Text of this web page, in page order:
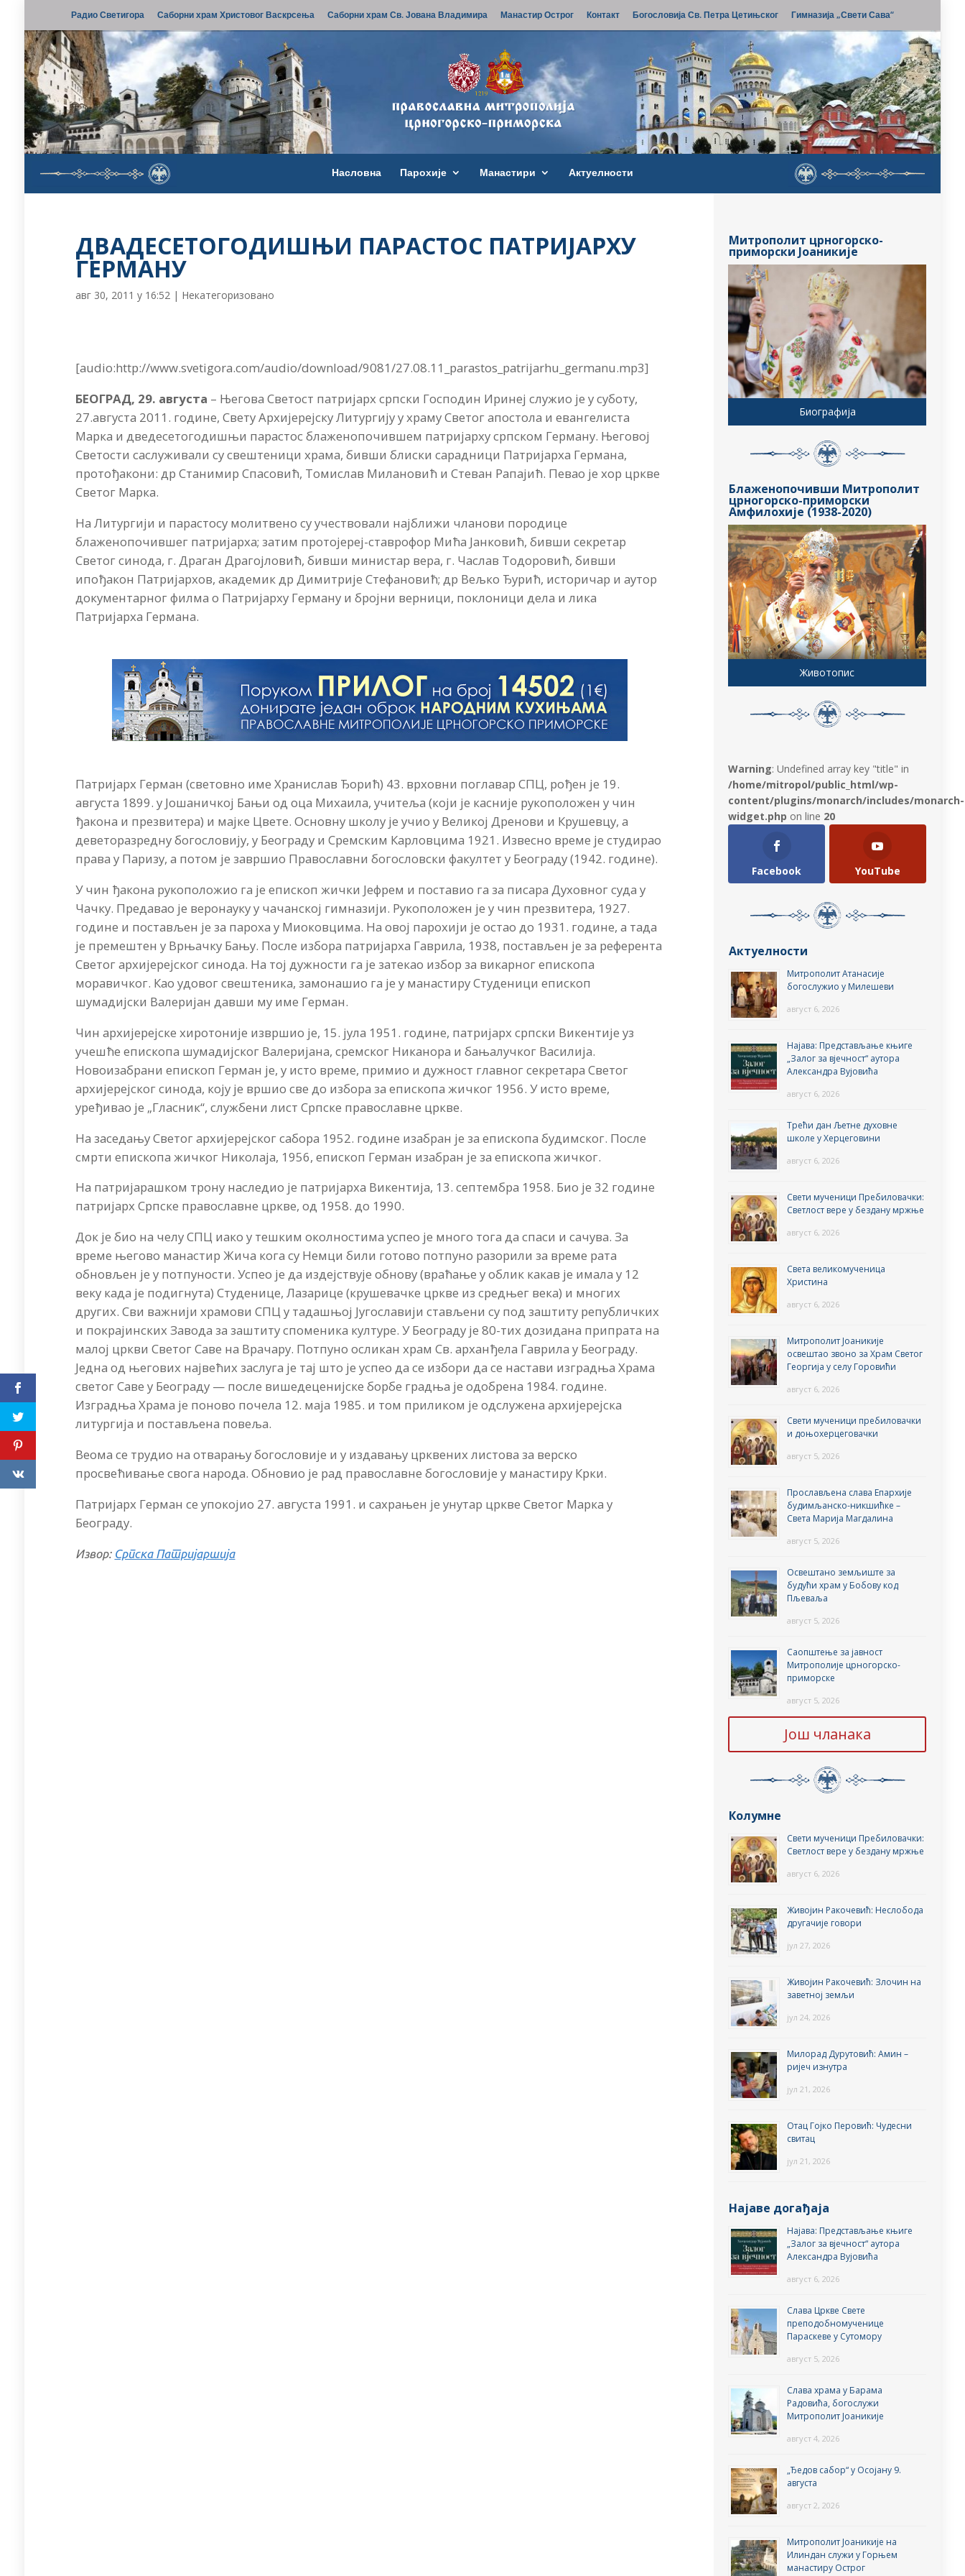
Радио Светигора Саборни храм Христовог Васкрсења Саборни храм Св. Јована Владимира Манастир Острог Контакт Богословија Св. Петра Цетињског Гимназија „Свети Сава“
Насловна Парохије Манастири Актуелности
ДВАДЕСЕТОГОДИШЊИ ПАРАСТОС ПАТРИЈАРХУ
ГЕРМАНУ
авг 30, 2011 у 16:52 | Некатегоризовано
[audio:http://www.svetigora.com/audio/download/9081/27.08.11_parastos_patrijarhu_germanu.mp3]
БЕОГРАД, 29. августа – Његова Светост патријарх српски Господин Иринеј служио је у суботу,
27.августа 2011. године, Свету Архијерејску Литургију у храму Светог апостола и евангелиста
Марка и дведесетогодишњи парастос блаженопочившем патријарху српском Герману. Његовој
Светости саслуживали су свештеници храма, бивши блиски сарадници Патријарха Германа,
протођакони: др Станимир Спасовић, Томислав Милановић и Стеван Рапајић. Певао је хор цркве
Светог Марка.
На Литургији и парастосу молитвено су учествовали најближи чланови породице
блаженопочившег патријарха; затим протојереј-ставрофор Мића Јанковић, бивши секретар
Светог синода, г. Драган Драгојловић, бивши министар вера, г. Часлав Тодоровић, бивши
ипођакон Патријархов, академик др Димитрије Стефановић; др Вељко Ђурић, историчар и аутор
документарног филма о Патриjaрху Герману и бројни верници, поклоници дела и лика
Патријарха Германа.
Патријарх Герман (световно име Хранислав Ђорић) 43. врховни поглавар СПЦ, рођен је 19.
августа 1899. у Јошаничкој Бањи од оца Михаила, учитеља (који је касније рукоположен у чин
ђакона и презвитера) и мајке Цвете. Основну школу је учио у Великој Дренови и Крушевцу, а
деветоразредну богословију, у Београду и Сремским Карловцима 1921. Извесно време је студирао
права у Паризу, а потом је завршио Православни богословски факултет у Београду (1942. године).
У чин ђакона рукоположио га је епископ жички Јефрем и поставио га за писара Духовног суда у
Чачку. Предавао је веронауку у чачанској гимназији. Рукоположен је у чин презвитера, 1927.
године и постављен је за пароха у Миоковцима. На овој парохији је остао до 1931. године, а тада
је премештен у Врњачку Бању. После избора патријарха Гаврила, 1938, постављен је за референта
Светог архијерејског синода. На тој дужности га је затекао избор за викарног епископа
моравичког. Као удовог свештеника, замонашио га је у манастиру Студеници епископ
шумадијски Валеријан давши му име Герман.
Чин архијерејске хиротоније извршио је, 15. јула 1951. године, патријарх српски Викентије уз
учешће епископа шумадијског Валеријана, сремског Никанора и бањалучког Василија.
Новоизабрани епископ Герман је, у исто време, примио и дужност главног секретара Светог
архијерејског синода, коју је вршио све до избора за епископа жичког 1956. У исто време,
уређивао је „Гласник“, службени лист Српске православне цркве.
На заседању Светог архијерејског сабора 1952. године изабран је за епископа будимског. После
смрти епископа жичког Николаја, 1956, епископ Герман изабран је за епископа жичког.
На патријарашком трону наследио је патријарха Викентија, 13. септембра 1958. Био је 32 године
патријарх Српске православне цркве, од 1958. до 1990.
Док је био на челу СПЦ иако у тешким околностима успео је много тога да спаси и сачува. За
време његово манастир Жича кога су Немци били готово потпуно разорили за време рата
обновљен је у потпуности. Успео је да издејствује обнову (враћање у облик какав је имала у 12
веку када је подигнута) Студенице, Лазарице (крушевачке цркве из средњег века) и многих
других. Сви важнији храмови СПЦ у тадашњој Југославији стављени су под заштиту републичких
и покрајинских Завода за заштиту споменика културе. У Београду је 80-тих дозидана припрата на
малој цркви Светог Саве на Врачару. Потпуно осликан храм Св. арханђела Гаврила у Београду.
Једна од његових највећих заслуга је тај што је успео да се избори да се настави изградња Храма
светог Саве у Београду — после вишедеценијске борбе градња је одобрена 1984. године.
Изградња Храма је поново почела 12. маја 1985. и том приликом је одслужена архијерејска
литургија и постављена повеља.
Веома се трудио на отварању богословије и у издавању црквених листова за верско
просвећивање свога народа. Обновио је рад православне богословије у манастиру Крки.
Патријарх Герман се упокојио 27. августа 1991. и сахрањен је унутар цркве Светог Марка у
Београду.
Извор: Српска Патријаршија
Митрополит црногорско-
приморски Јоаникије
Биографија
Блаженопочивши Митрополит
црногорско-приморски
Амфилохије (1938-2020)
Животопис
Warning: Undefined array key "title" in
/home/mitropol/public_html/wp-
content/plugins/monarch/includes/monarch-
widget.php on line 20
Facebook YouTube
Актуелности
Митрополит Атанасије
богослужио у Милешеви
август 6, 2026
Најава: Представљање књиге
„Залог за вјечност“ аутора
Александра Вујовића
август 6, 2026
Трећи дан Љетне духовне
школе у Херцеговини
август 6, 2026
Свети мученици Пребиловачки:
Светлост вере у бездану мржње
август 6, 2026
Света великомученица
Христина
август 6, 2026
Митрополит Јоаникије
освештао звоно за Храм Светог
Георгија у селу Горовићи
август 6, 2026
Свети мученици пребиловачки
и доњохерцеговачки
август 5, 2026
Прослављена слава Епархије
будимљанско-никшићке –
Света Марија Магдалина
август 5, 2026
Освештано земљиште за
будући храм у Бобову код
Пљеваља
август 5, 2026
Саопштење за јавност
Митрополије црногорско-
приморске
август 5, 2026
Још чланака
Колумне
Свети мученици Пребиловачки:
Светлост вере у бездану мржње
август 6, 2026
Живојин Ракочевић: Неслобода
другачије говори
јул 27, 2026
Живојин Ракочевић: Злочин на
заветној земљи
јул 24, 2026
Милорад Дурутовић: Амин –
ријеч изнутра
јул 21, 2026
Отац Гојко Перовић: Чудесни
свитац
јул 21, 2026
Најаве догађаја
Најава: Представљање књиге
„Залог за вјечност“ аутора
Александра Вујовића
август 6, 2026
Слава Цркве Свете
преподобномученице
Параскеве у Сутомору
август 5, 2026
Слава храма у Барама
Радовића, богослужи
Митрополит Јоаникије
август 4, 2026
„Ђедов сабор“ у Осојану 9.
августа
август 2, 2026
Митрополит Јоаникије на
Илиндан служи у Горњем
манастиру Острог